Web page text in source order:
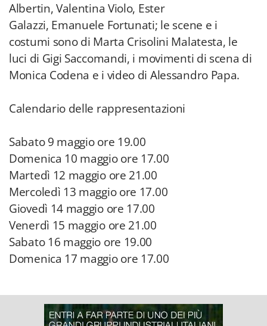
Albertin, Valentina Violo, Ester
Galazzi, Emanuele Fortunati; le scene e i
costumi sono di Marta Crisolini Malatesta, le
luci di Gigi Saccomandi, i movimenti di scena di
Monica Codena e i video di Alessandro Papa.
Calendario delle rappresentazioni
Sabato 9 maggio ore 19.00
Domenica 10 maggio ore 17.00
Martedì 12 maggio ore 21.00
Mercoledì 13 maggio ore 17.00
Giovedì 14 maggio ore 17.00
Venerdì 15 maggio ore 21.00
Sabato 16 maggio ore 19.00
Domenica 17 maggio ore 17.00